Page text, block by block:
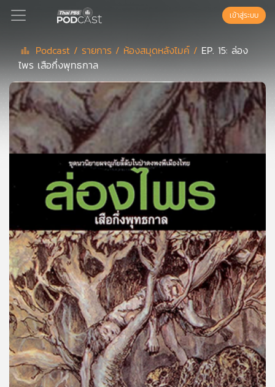
Podcast
เพล
ย์
ลิ
สต์
ลิ
สต์
ของ
คุณ
เพลง
บทความ
เข้าสู่ระบบ
Podcast / รายการ / ห้องสมุดหลังไมค์ / EP. 15: ล่อง
ไพร เสือกึ่งพุทธกาล